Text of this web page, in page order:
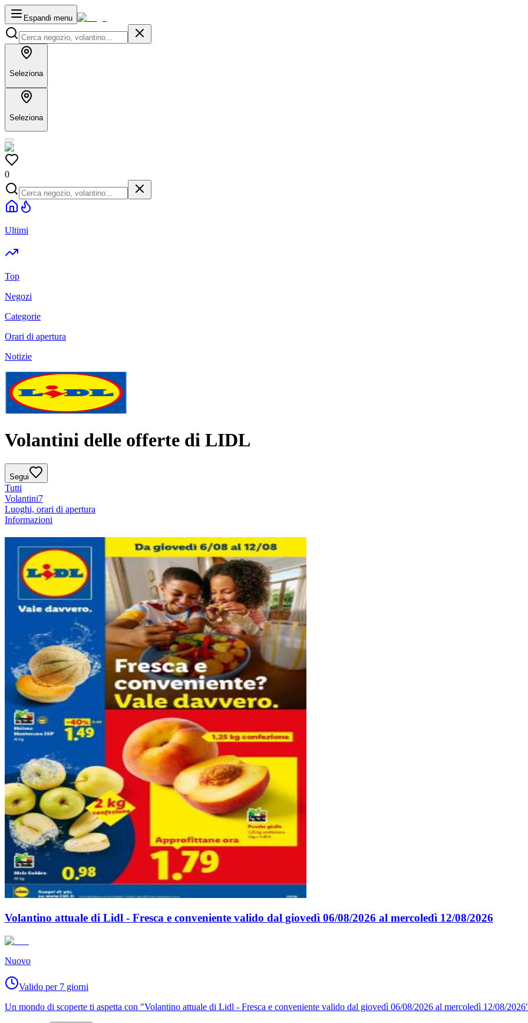
Espandi menu
Seleziona
Seleziona
0
Ultimi
Top
Negozi
Categorie
Orari di apertura
Notizie
Volantini delle offerte di LIDL
Segui
Tutti
Volantini7
Luoghi, orari di apertura
Informazioni
Volantino attuale di Lidl - Fresca e conveniente valido dal giovedì 06/08/2026 al mercoledì 12/08/2026
Nuovo
Valido per 7 giorni
Un mondo di scoperte ti aspetta con "Volantino attuale di Lidl - Fresca e conveniente valido dal giovedì 06/08/2026 al mercoledì 12/08/